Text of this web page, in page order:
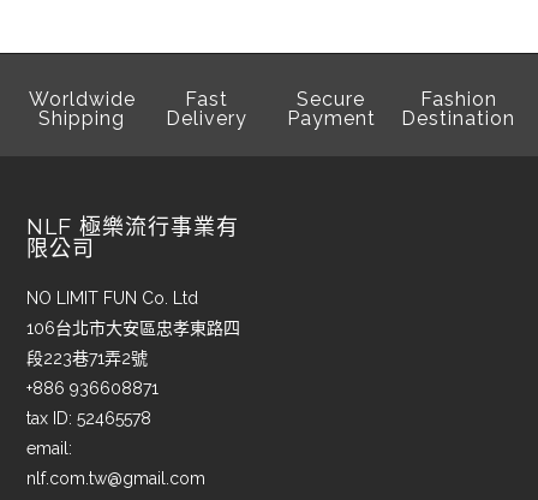
Worldwide
Shipping
Fast
Delivery
Secure
Payment
Fashion
Destination
NLF 極樂流行事業有
限公司
NO LIMIT FUN Co. Ltd
106台北市大安區忠孝東路四
段223巷71弄2號
+886 936608871
tax ID: 52465578
email:
nlf.com.tw@gmail.com